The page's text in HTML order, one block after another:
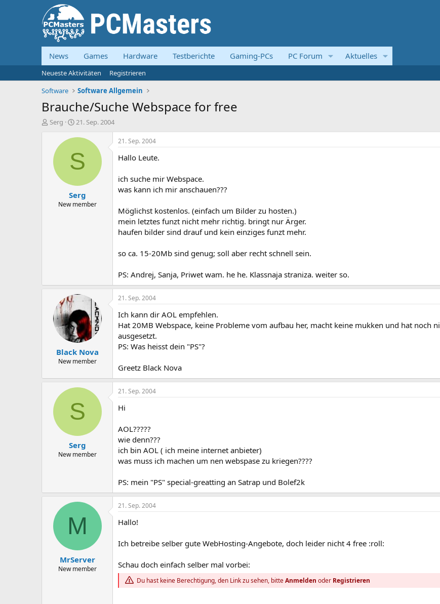
News Games Hardware Testberichte Gaming-PCs PC Forum Aktuelles
Neueste Aktivitäten
Registrieren
Software
Software Allgemein
Brauche/Suche Webspace for free
E
Serg
E
s
e
l
t
a
m
21. Sep. 2004
S
Serg
New member
21. Sep. 2004
Hallo Leute.
ich suche mir Webspace.
was kann ich mir anschauen???
Möglichst kostenlos. (einfach um Bilder zu hosten.)
mein letztes funzt nicht mehr richtig. bringt nur Ärger.
haufen bilder sind drauf und kein einziges funzt mehr.
so ca. 15-20Mb sind genug; soll aber recht schnell sein.
PS: Andrej, Sanja, Priwet wam. he he. Klassnaja straniza. weiter so.
Black Nova
New member
21. Sep. 2004
Ich kann dir AOL empfehlen.
Hat 20MB Webspace, keine Probleme vom aufbau her, macht keine mukken und hat noch ni
ausgesetzt.
PS: Was heisst dein "PS"?
Greetz Black Nova
S
Serg
New member
21. Sep. 2004
Hi
AOL?????
wie denn???
ich bin AOL ( ich meine internet anbieter)
was muss ich machen um nen webspase zu kriegen????
PS: mein "PS" special-greatting an Satrap und Bolef2k
M
MrServer
New member
21. Sep. 2004
Hallo!
Ich betreibe selber gute WebHosting-Angebote, doch leider nicht 4 free :roll:
Schau doch einfach selber mal vorbei:
Du hast keine Berechtigung, den Link zu sehen, bitteAnmelden oder Registrieren